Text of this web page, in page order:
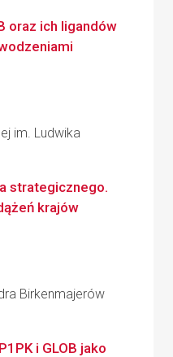
oraz ich ligandów
im. Ludwika
strategicznego.
krajów
Birkenmajerów
i GLOB jako